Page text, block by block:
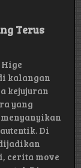
Terus
kalangan
kejujuran
yang
Di
cerita move